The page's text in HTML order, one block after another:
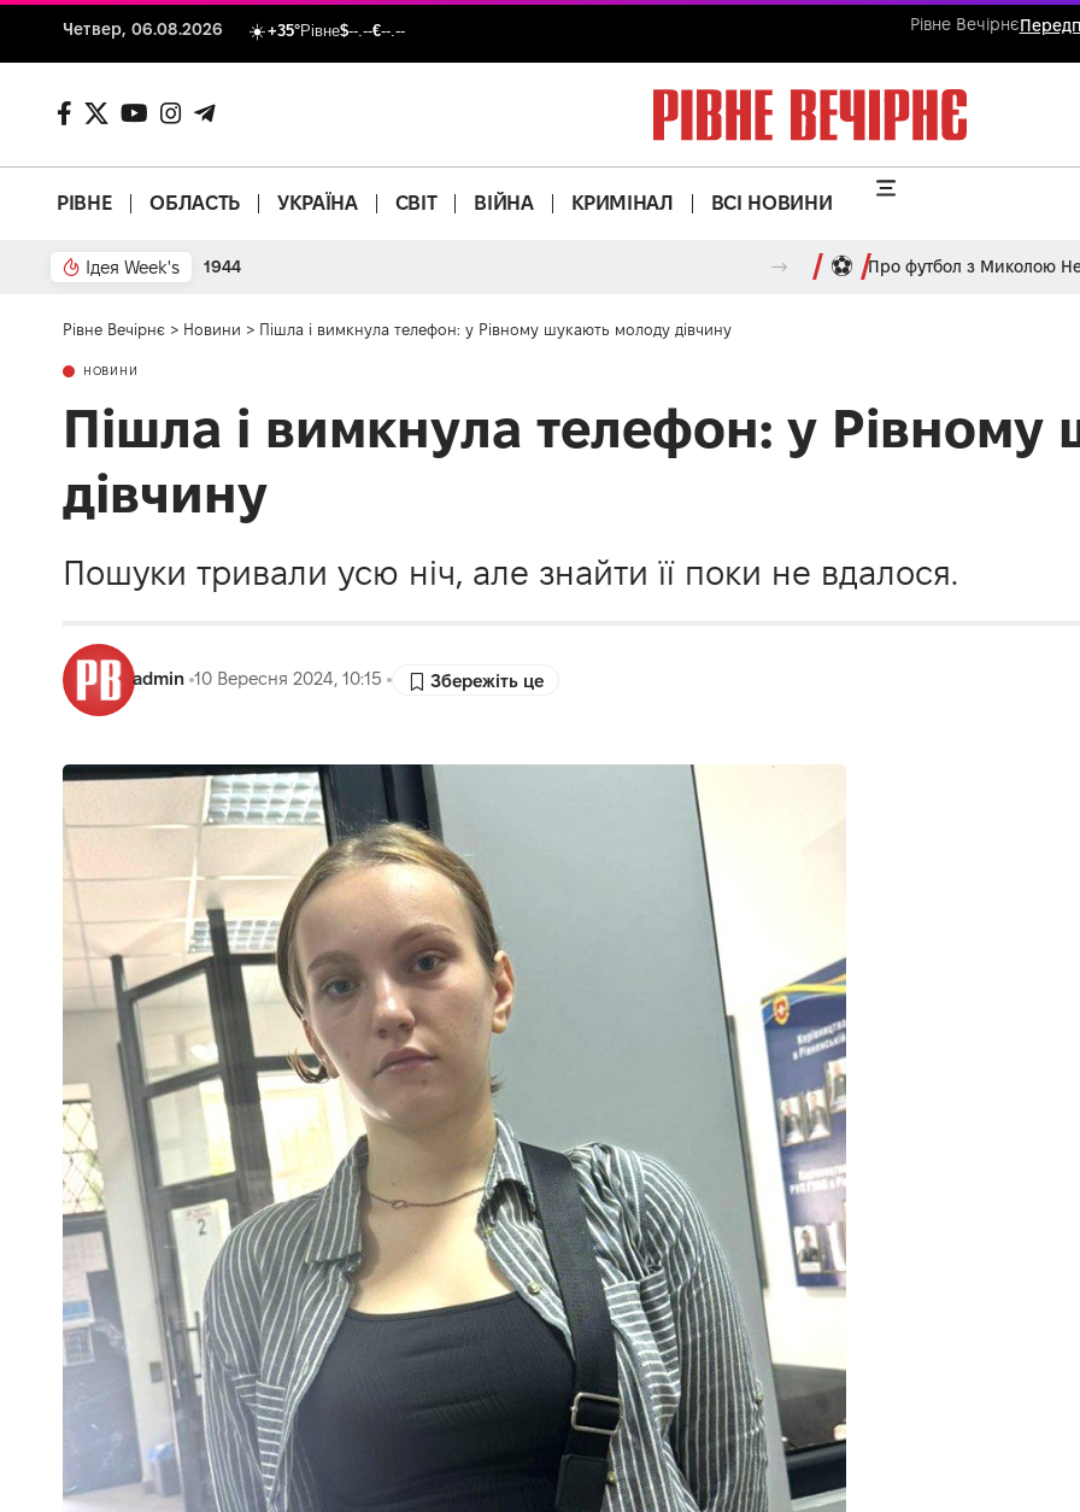
Четвер, 06.08.2026 +35°Рівне$--.--€--.-- Рівне Вечірнє
РІВНЕ ОБЛАСТЬ УКРАЇНА СВІТ ВІЙНА КРИМІНАЛ ВСІ НОВИНИ
Ідея Week's Час фонтана Про футбол з Миколою
Рівне Вечірнє > Новини > Пішла і вимкнула телефон: у Рівному шукають молоду дівчину
НОВИНИ
Пішла і вимкнула телефон: у
дівчину
Пошуки тривали усю ніч, але знайти її поки не вдалося.
admin 10 Вересня 2024, 10:15